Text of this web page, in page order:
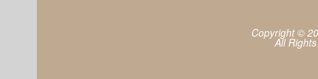
Copyright ©
All